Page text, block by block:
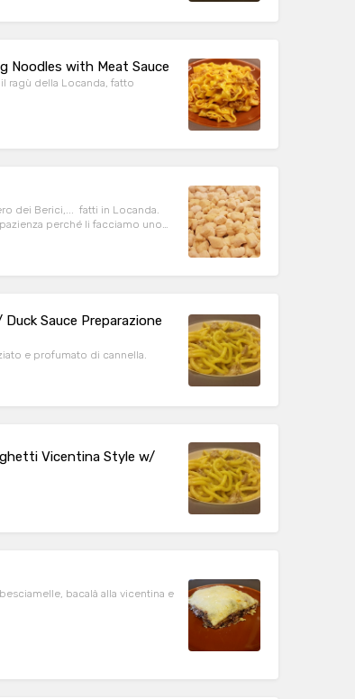
Noodles with Meat Sauce
ragù della Locanda, fatto
dei Berici,... fatti in Locanda.
perché li facciamo uno
Sauce Preparazione
e profumato di cannella.
Vicentina Style w/
bacalà alla vicentina e